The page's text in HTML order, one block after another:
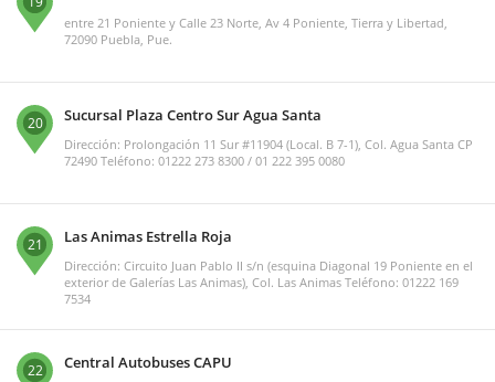
entre 21 Poniente y Calle 23 Norte, Av 4 Poniente, Tierra y Libertad,
72090 Puebla, Pue.
20 Sucursal Plaza Centro Sur Agua Santa
Dirección: Prolongación 11 Sur #11904 (Local. B 7-1), Col. Agua Santa CP
72490 Teléfono: 01222 273 8300 / 01 222 395 0080
21 Las Animas Estrella Roja
Dirección: Circuito Juan Pablo II s/n (esquina Diagonal 19 Poniente en el
exterior de Galerías Las Animas), Col. Las Animas Teléfono: 01222 169
7534
22 Central Autobuses CAPU